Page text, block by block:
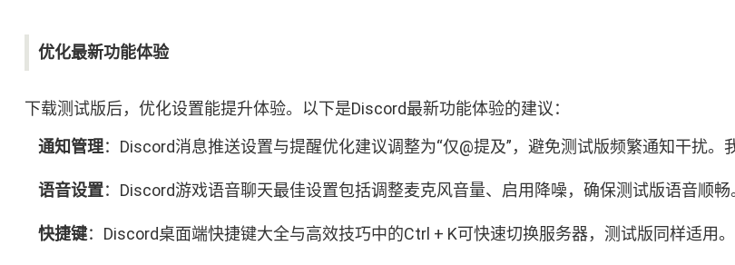
优化最新功能体验
下载测试版后，优化设置能提升体验。以下是Discord最新功能体验的建议：
通知管理：Discord消息推送设置与提醒优化建议调整为“仅@提及”，避免测试版频繁通知干扰。
语音设置：Discord游戏语音聊天最佳设置包括调整麦克风音量、启用降噪，确保测试版语音顺畅
快捷键：Discord桌面端快捷键大全与高效技巧中的Ctrl + K可快速切换服务器，测试版同样适用。